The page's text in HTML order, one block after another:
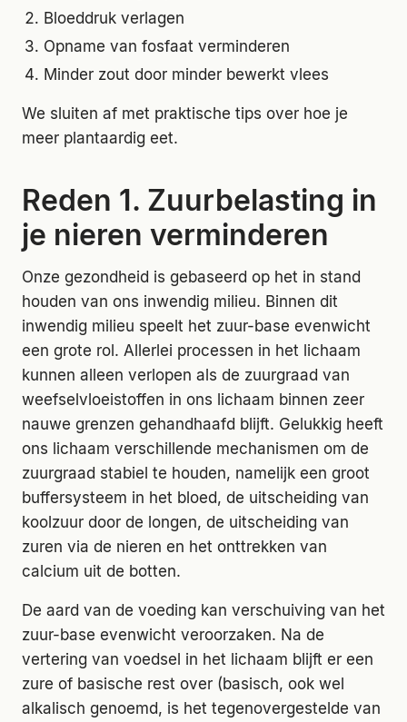
Bloeddruk verlagen
Opname van fosfaat verminderen
Minder zout door minder bewerkt vlees
We sluiten af met praktische tips over hoe je
meer plantaardig eet.
Reden 1. Zuurbelasting in
je nieren verminderen
Onze gezondheid is gebaseerd op het in stand
houden van ons inwendig milieu. Binnen dit
inwendig milieu speelt het zuur-base evenwicht
een grote rol. Allerlei processen in het lichaam
kunnen alleen verlopen als de zuurgraad van
weefselvloeistoffen in ons lichaam binnen zeer
nauwe grenzen gehandhaafd blijft. Gelukkig heeft
ons lichaam verschillende mechanismen om de
zuurgraad stabiel te houden, namelijk een groot
buffersysteem in het bloed, de uitscheiding van
koolzuur door de longen, de uitscheiding van
zuren via de nieren en het onttrekken van
calcium uit de botten.
De aard van de voeding kan verschuiving van het
zuur-base evenwicht veroorzaken. Na de
vertering van voedsel in het lichaam blijft er een
zure of basische rest over (basisch, ook wel
alkalisch genoemd, is het tegenovergestelde van